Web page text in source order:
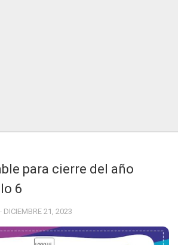
para cierre del año
6
· DICIEMBRE 21, 2023